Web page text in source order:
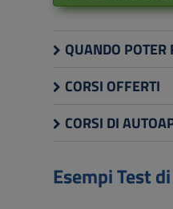
QUANDO POTER
CORSI OFFERTI
CORSI DI
Esempi Test